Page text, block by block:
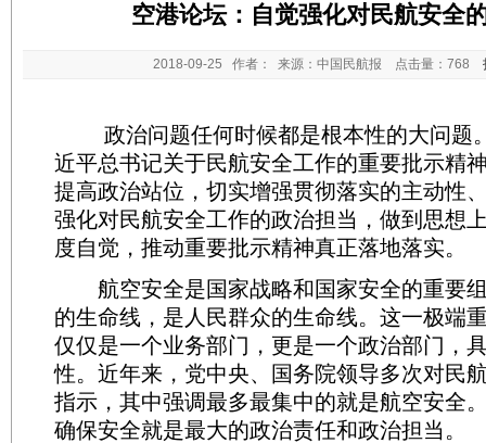
空港论坛：自觉强化对民航安全
2018-09-25 作者： 来源：中国民航报 点击量： 768
政治问题任何时候都是根本性的大问题
近平总书记关于民航安全工作的重要批示精
提高政治站位，切实增强贯彻落实的主动性
强化对民航安全工作的政治担当，做到思想
度自觉，推动重要批示精神真正落地落实。
航空安全是国家战略和国家安全的重要
的生命线，是人民群众的生命线。这一极端
仅仅是一个业务部门，更是一个政治部门，
性。近年来，党中央、国务院领导多次对民
指示，其中强调最多最集中的就是航空安全
确保安全就是最大的政治责任和政治担当。